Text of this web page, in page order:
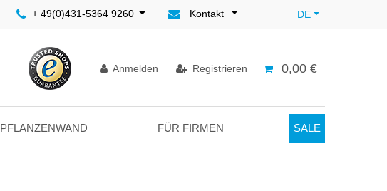
+ 49(0)431-5364 9260 Kontakt DE
Anmelden Registrieren 0,00 €
PFLANZENWAND FÜR FIRMEN SALE